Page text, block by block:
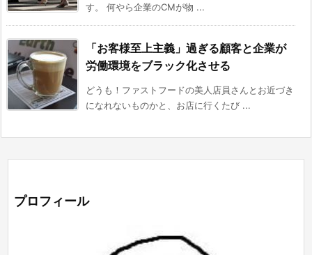
す。 何やら企業のCMが物 ...
「お客様至上主義」過ぎる顧客と企業が
労働環境をブラック化させる
どうも！ファストフードの美人店員さんとお近づき
になれないものかと、お店に行くたび ...
プロフィール